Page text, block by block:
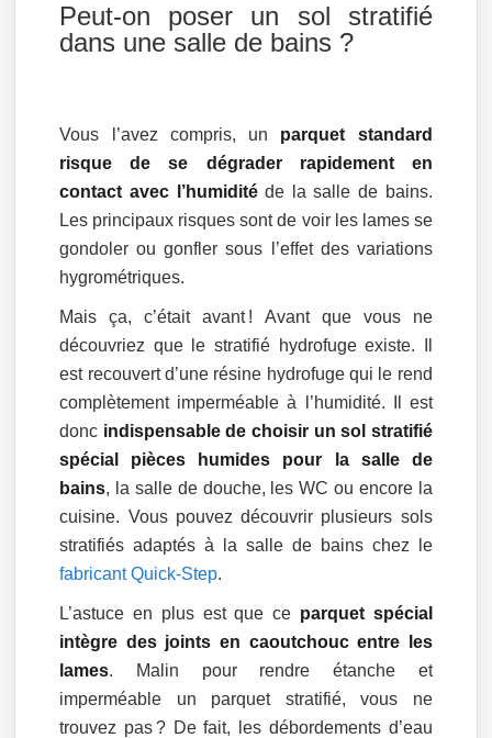
Peut-on poser un sol stratifié
dans une salle de bains ?
Vous l’avez compris, un parquet standard
risque de se dégrader rapidement en
contact avec l’humiditéde la salle de bains.
Les principaux risques sont de voir les lames se
gondoler ou gonfler sous l’effet des variations
hygrométriques.
Mais ça, c’était avant ! Avant que vous ne
découvriez que le stratifié hydrofuge existe. Il
est recouvert d’une résine hydrofuge qui le rend
complètement imperméable à l’humidité. Il est
donc indispensable de choisir un sol stratifié
spécial pièces humides pour la salle de
bains, la salle de douche, les WC ou encore la
cuisine. Vous pouvez découvrir plusieurs sols
stratifiés adaptés à la salle de bains chez le
fabricant Quick-Step.
L’astuce en plus est que ce parquet spécial
intègre des joints en caoutchouc entre les
lames. Malin pour rendre étanche et
imperméable un parquet stratifié, vous ne
trouvez pas ? De fait, les débordements d’eau